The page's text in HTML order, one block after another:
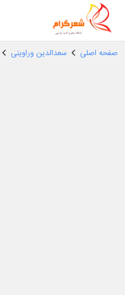
صفحه اصلی سعدالدین وراوینی